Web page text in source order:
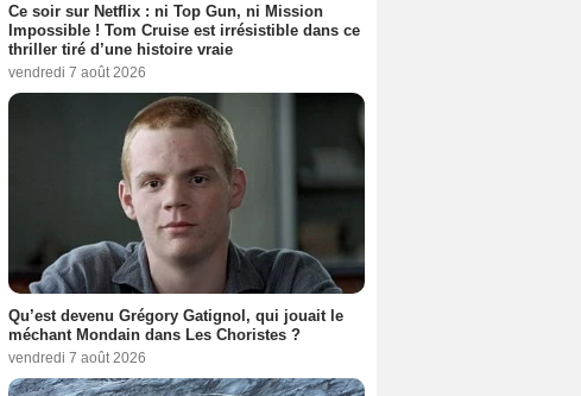
Ce soir sur Netflix : ni Top Gun, ni Mission
Impossible ! Tom Cruise est irrésistible dans ce
thriller tiré d’une histoire vraie
vendredi 7 août 2026
Qu’est devenu Grégory Gatignol, qui jouait le
méchant Mondain dans Les Choristes ?
vendredi 7 août 2026